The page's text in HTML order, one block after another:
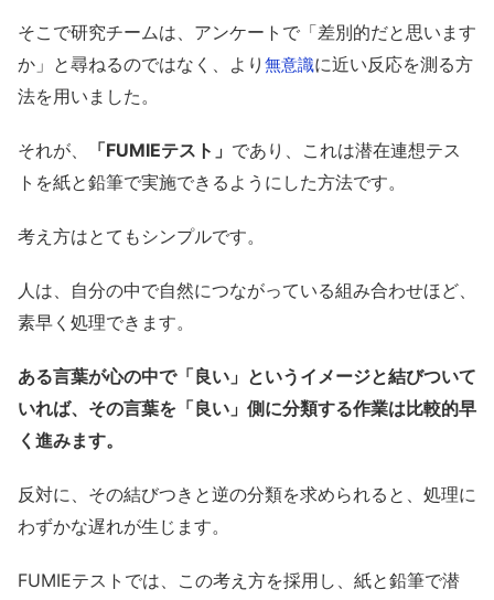
そこで研究チームは、アンケートで「差別的だと思います
か」と尋ねるのではなく、より 無意識に近い反応を測る方
法を用いました。
それが、 「FUMIEテスト」 であり、これは潜在連想テス
トを紙と鉛筆で実施できるようにした方法です。
考え方はとてもシンプルです。
人は、自分の中で自然につながっている組み合わせほど、
素早く処理できます。
ある言葉が心の中で「良い」というイメージと結びついて
いれば、その言葉を「良い」側に分類する作業は比較的早
く進みます。
反対に、その結びつきと逆の分類を求められると、処理に
わずかな遅れが生じます。
FUMIEテストでは、この考え方を採用し、紙と鉛筆で潜